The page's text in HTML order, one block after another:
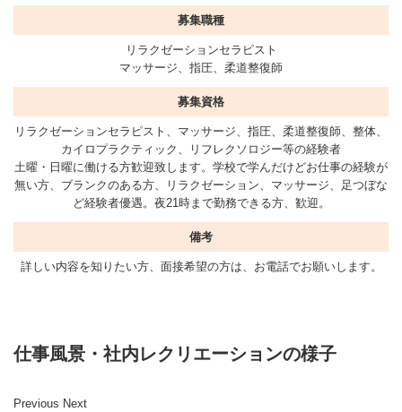
募集職種
リラクゼーションセラピスト
マッサージ、指圧、柔道整復師
募集資格
リラクゼーションセラピスト、マッサージ、指圧、柔道整復師、整体、
カイロプラクティック、リフレクソロジー等の経験者
土曜・日曜に働ける方歓迎致します。学校で学んだけどお仕事の経験が
無い方、ブランクのある方、リラクゼーション、マッサージ、足つぼな
ど経験者優遇。夜21時まで勤務できる方、歓迎。
備考
詳しい内容を知りたい方、面接希望の方は、お電話でお願いします。
仕事風景・社内レクリエーションの様子
Previous Next